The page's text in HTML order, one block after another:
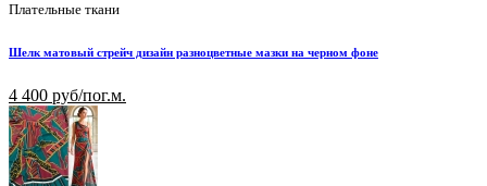
Плательные ткани
Шелк матовый стрейч дизайн разноцветные мазки на черном фоне
4 400 руб/пог.м.